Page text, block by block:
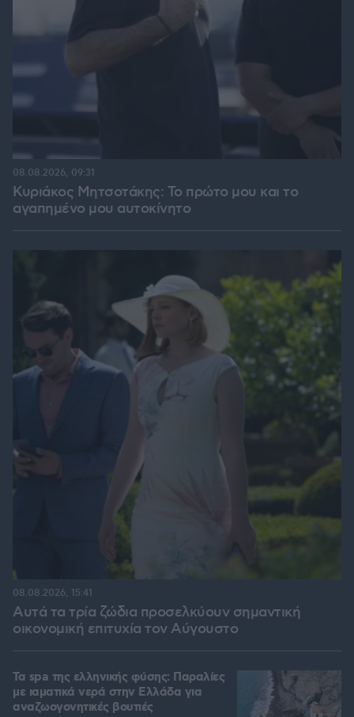
Κυριάκος Μητσοτάκης: Το πρώτο μου και το
αγαπημένο μου αυτοκίνητο
08.08.2026, 09:31
Αυτά τα τρία ζώδια προσελκύουν σημαντική
οικονομική επιτυχία τον Αύγουστο
08.08.2026, 15:41
Τα spa της ελληνικής φύσης: Παραλίες
με ιαματικά νερά στην Ελλάδα για
αναζωογονητικές βουτιές